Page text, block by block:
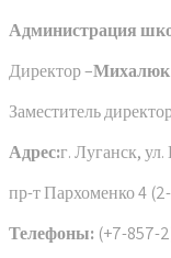
Администрация
Директор –Михалюк
Заместитель
Адрес:г. Луганск,
пр-т Пархоменко 4
Телефоны: (+7-857-